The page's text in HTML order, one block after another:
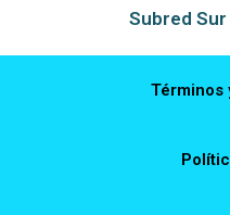
Subred Sur
Términos